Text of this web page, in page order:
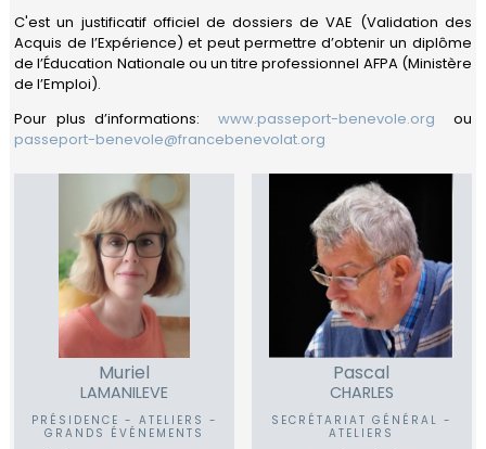
divertir
Quitter
le
&
Carrières
C'est un justificatif officiel de dossiers de VAE (Validation des
Acquis de l’Expérience) et peut permettre d’obtenir un diplôme
de l’Éducation Nationale ou un titre professionnel AFPA (Ministère
de l’Emploi).
Pour plus d’informations: www.passeport-benevole.org ou
passeport-benevole@francebenevolat.org
Muriel
LAMANILEVE
PRÉSIDENCE - ATELIERS -
GRANDS ÉVÉNEMENTS
Pascal
CHARLES
SECRÉTARIAT GÉNÉRAL -
ATELIERS